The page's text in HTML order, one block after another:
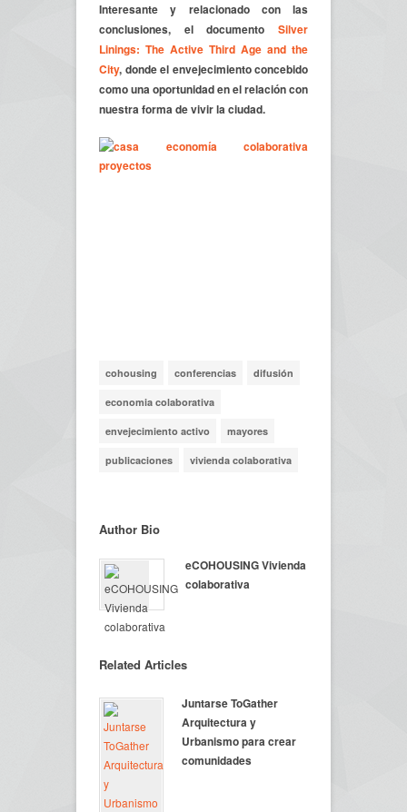
Interesante y relacionado con las
conclusiones, el documento Silver
Linings: The Active Third Age and the
City, donde el envejecimiento concebido
como una oportunidad en el relación con
nuestra forma de vivir la ciudad.
cohousing conferencias difusión
economia colaborativa
envejecimiento activo mayores
publicaciones vivienda colaborativa
Author Bio
eCOHOUSING Vivienda
colaborativa
Related Articles
Juntarse ToGather
Arquitectura y
Urbanismo para crear
comunidades